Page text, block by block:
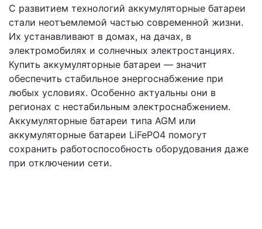
С развитием технологий аккумуляторные батареи
стали неотъемлемой частью современной жизни.
Их устанавливают в домах, на дачах, в
электромобилях и солнечных электростанциях.
Купить аккумуляторные батареи — значит
обеспечить стабильное энергоснабжение при
любых условиях. Особенно актуальны они в
регионах с нестабильным электроснабжением.
Аккумуляторные батареи типа AGM или
аккумуляторные батареи LiFePO4 помогут
сохранить работоспособность оборудования даже
при отключении сети.